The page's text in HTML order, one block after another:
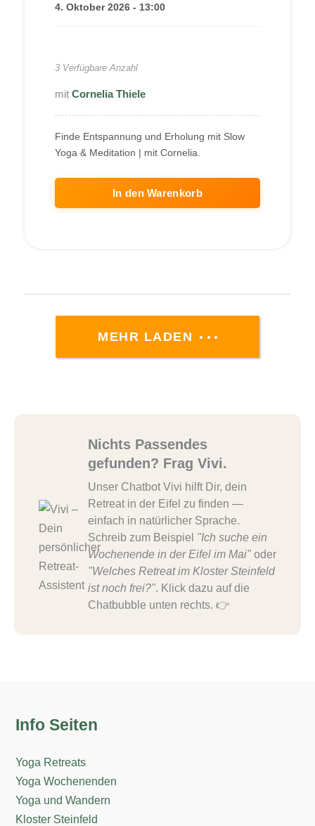
4. Oktober 2026 - 13:00
3 Verfügbare Anzahl
Cornelia Thiele
Finde Entspannung und Erholung mit Slow
Yoga & Meditation | mit Cornelia.
In den Warenkorb
MEHR LADEN
Nichts Passendes
gefunden? Frag Vivi.
Unser Chatbot Vivi hilft Dir, dein
Retreat in der Eifel zu finden —
einfach in natürlicher Sprache.
Schreib zum Beispiel "Ich suche ein
Wochenende in der Eifel im Mai" oder
"Welches Retreat im Kloster Steinfeld
ist noch frei?". Klick dazu auf die
Chatbubble unten rechts. 👉
Info Seiten
Yoga Retreats
Yoga Wochenenden
Yoga und Wandern
Kloster Steinfeld